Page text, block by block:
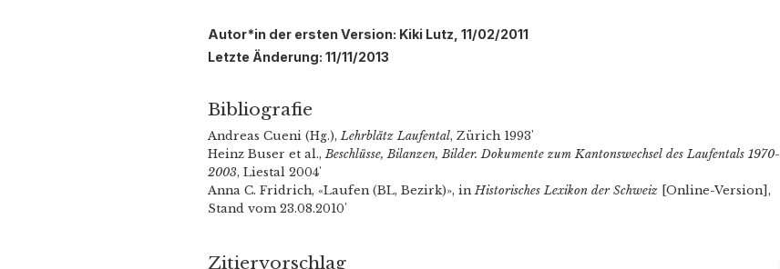
Autor*in der ersten Version: Kiki Lutz, 11/02/2011
Letzte Änderung: 11/11/2013
Bibliografie
Andreas Cueni (Hg.), Lehrblätz Laufental, Zürich 1993'
Heinz Buser et al., Beschlüsse, Bilanzen, Bilder. Dokumente zum Kantonswechsel des Laufentals 1970-
2003, Liestal 2004'
Anna C. Fridrich, «Laufen (BL, Bezirk)», in Historisches Lexikon der Schweiz [Online-Version],
Stand vom 23.08.2010'
Zitiervorschlag